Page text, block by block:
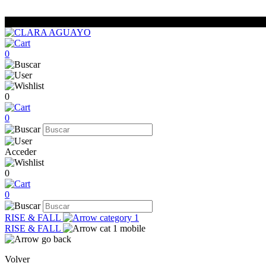
0
0
0
Acceder
0
0
RISE & FALL
RISE & FALL
Volver